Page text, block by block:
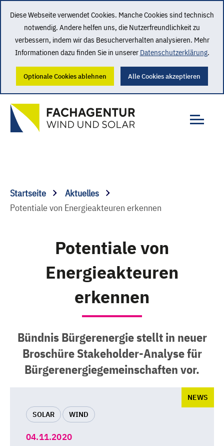
Diese Webseite verwendet Cookies. Manche Cookies sind technisch
notwendig. Andere helfen uns, die Nutzerfreundlichkeit zu
verbessern, indem wir das Besucherverhalten analysieren. Mehr
Informationen dazu finden Sie in unserer Datenschutzerklärung.
Optionale Cookies ablehnen Alle Cookies akzeptieren
Startseite
Aktuelles
Potentiale von Energieakteuren erkennen
Potentiale von
Energieakteuren
erkennen
Bündnis Bürgerenergie stellt in neuer
Broschüre Stakeholder-Analyse für
Bürgerenergiegemeinschaften vor.
SOLAR WIND
NEWS
04.11.2020